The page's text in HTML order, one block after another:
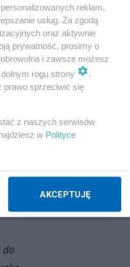
do
Blogi na ten
julian
Jan Filip
Napisz notkę
reklam,
usług. Za zgodą
oraz aktywnie
prywatność, prosimy o
i zawsze możesz
rogu strony
.
prawo sprzeciwić się
z naszych serwisów
w Polityce
AKCEPTUJĘ